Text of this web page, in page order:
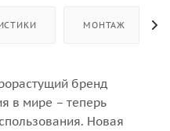
МОНТАЖ
бренд
в мире – теперь
Новая